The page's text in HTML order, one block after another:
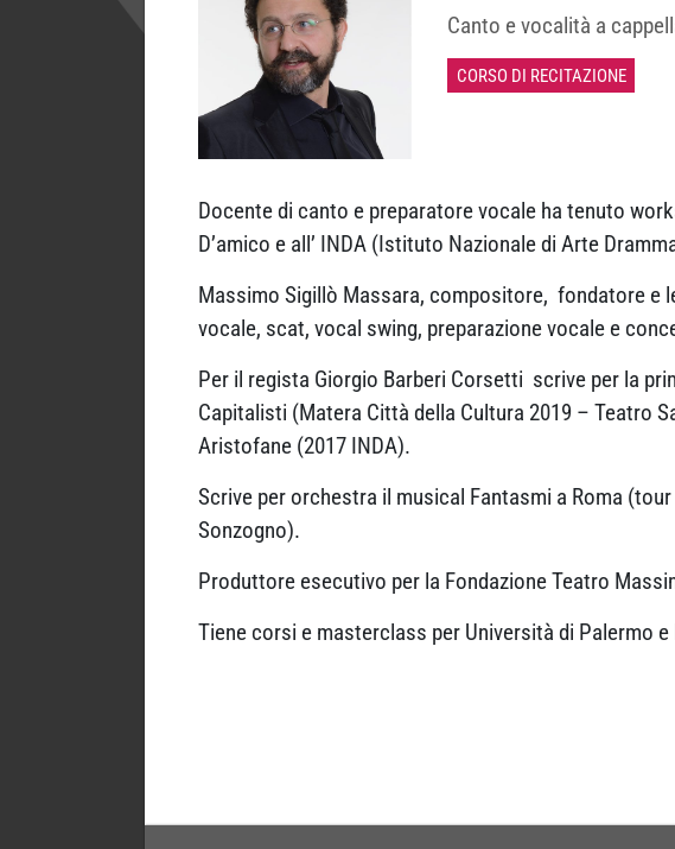
Canto e vocalità a
CORSO DI RECITAZIONE
Docente di canto e preparatore vocale ha tenuto
D’amico e all’ INDA (Istituto Nazionale di Arte
Massimo Sigillò Massara, compositore, fondatore e
vocale, scat, vocal swing, preparazione vocale e
Per il regista Giorgio Barberi Corsetti scrive per la
Capitalisti (Matera Città della Cultura 2019 – Teatro
Aristofane (2017 INDA).
Scrive per orchestra il musical Fantasmi a Roma
Sonzogno).
Produttore esecutivo per la Fondazione Teatro
Tiene corsi e masterclass per Università di Palermo e